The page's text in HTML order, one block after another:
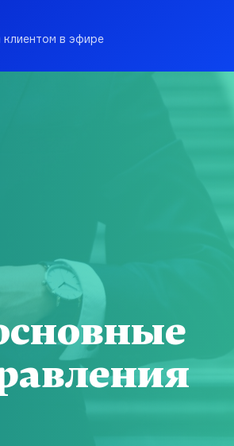
клиентом в эфире